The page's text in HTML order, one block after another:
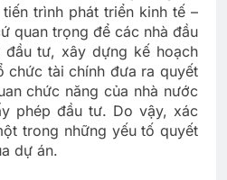
trình phát triển kinh tế –
quan trọng để các nhà đầu
tư, xây dựng kế hoạch
chức tài chính đưa ra quyết
chức năng của nhà nước
phép đầu tư. Do vậy, xác
trong những yếu tố quyết
dự án.